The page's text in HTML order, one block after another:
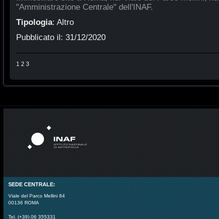
"Amministrazione Centrale" dell'INAF.
Tipologia: Altro
Pubblicato il: 31/12/2020
1 2 3
SEDE CENTRALE:
Viale del Parco Mellini 84
00136 ROMA
Tel. (+39) 06 355331